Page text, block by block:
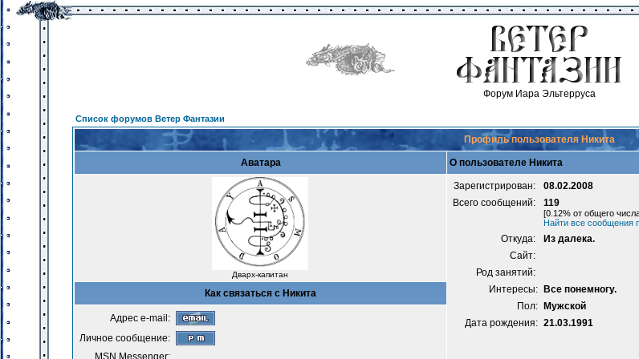
Форум Иара Эльтерруса
Список форумов Ветер Фантазии
Профиль пользователя Никита
Аватара О пользователе Никита
Дварх-капитан
Зарегистрирован:
08.02.2008
Всего сообщений:
119
[0.12% от общего
Найти все сообщения
Откуда:
Из далека.
Сайт:
Род занятий:
Интересы:
Все понемногу.
Пол:
Мужской
Дата рождения: 21.03.1991
Как связаться с Никита
Адрес e-mail:
Личное сообщение:
MSN Messenger: